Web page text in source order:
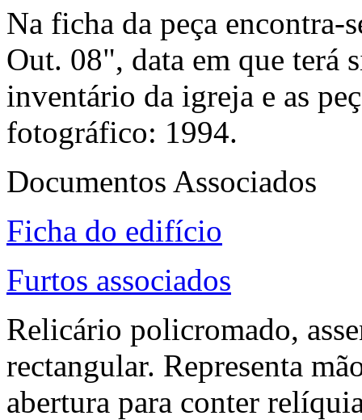
Na ficha da peça encontra-
Out. 08", data em que terá
inventário da igreja e as
fotográfico: 1994.
Documentos Associados
Ficha do edifício
Furtos associados
Relicário policromado,
rectangular. Representa
abertura para conter